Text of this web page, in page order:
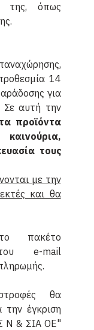
της, όπως
14
για
Σε αυτή την
προϊόντα
τους
με την
και θα
πακέτο
e-mail
θα
την έγκριση
Ν & ΣΙΑ ΟΕ"